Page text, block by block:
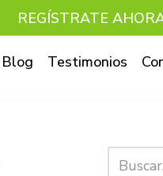
REGÍSTRATE
Blog Testimonios